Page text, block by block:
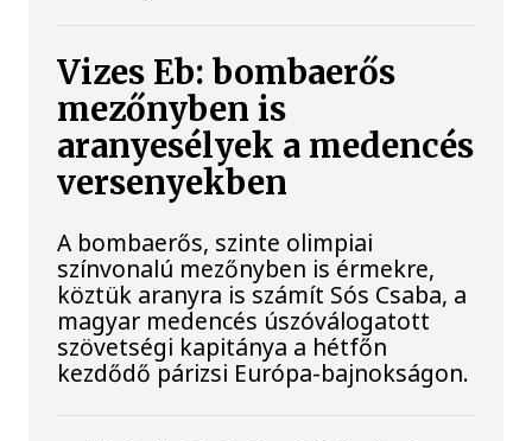
Vizes Eb: bombaerős
mezőnyben is
aranyesélyek a medencés
versenyekben
A bombaerős, szinte olimpiai
színvonalú mezőnyben is érmekre,
köztük aranyra is számít Sós Csaba, a
magyar medencés úszóválogatott
szövetségi kapitánya a hétfőn
kezdődő párizsi Európa-bajnokságon.